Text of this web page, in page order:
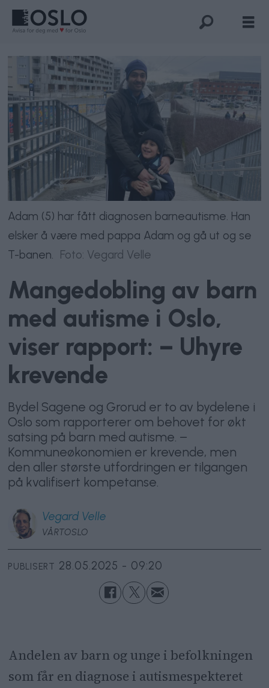
Adam (5) har fått diagnosen barneautisme. Han
elsker å være med pappa Adam og gå ut og se
T-banen. Foto: Vegard Velle
Mangedobling av barn
med autisme i Oslo,
viser rapport: – Uhyre
krevende
Bydel Sagene og Grorud er to av bydelene i
Oslo som rapporterer om behovet for økt
satsing på barn med autisme. –
Kommuneøkonomien er krevende, men
den aller største utfordringen er tilgangen
på kvalifisert kompetanse.
Vegard Velle
VÅRTOSLO
PUBLISERT 28.05.2025 - 09:20
Andelen av barn og unge i befolkningen
som får en diagnose i autismespekteret